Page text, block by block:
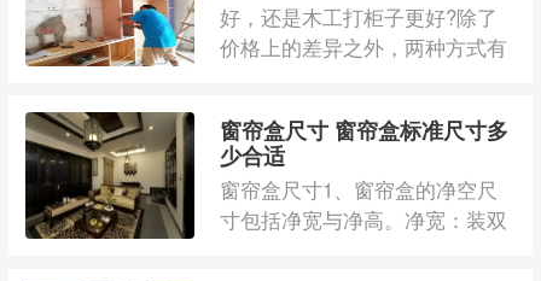
好，还是木工打柜子更好?除了
价格上的差异之外，两种方式有
窗帘盒尺寸 窗帘盒标准尺寸多
少合适
窗帘盒尺寸1、窗帘盒的净空尺
寸包括净宽与净高。净宽：装双